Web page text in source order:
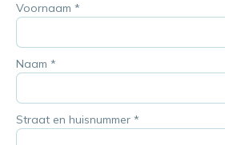
Voornaam *
Naam *
Straat en huisnummer *